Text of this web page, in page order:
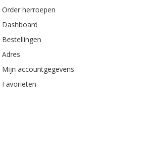
Order herroepen
Dashboard
Bestellingen
Adres
Mijn accountgegevens
Favorieten